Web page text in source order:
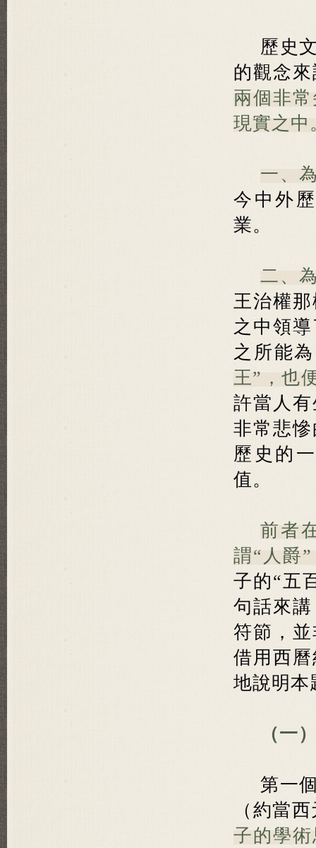
歷史
的觀念
兩個非
現實之中
一、
今中外
業。
二、
王治權
之中領
之所能
王”，也
許當人
非常悲
歷史的
值。
前者
謂“人爵
子的“五
句話來
符節，
借用西
地說明本
（一
第一
（約當
子的學